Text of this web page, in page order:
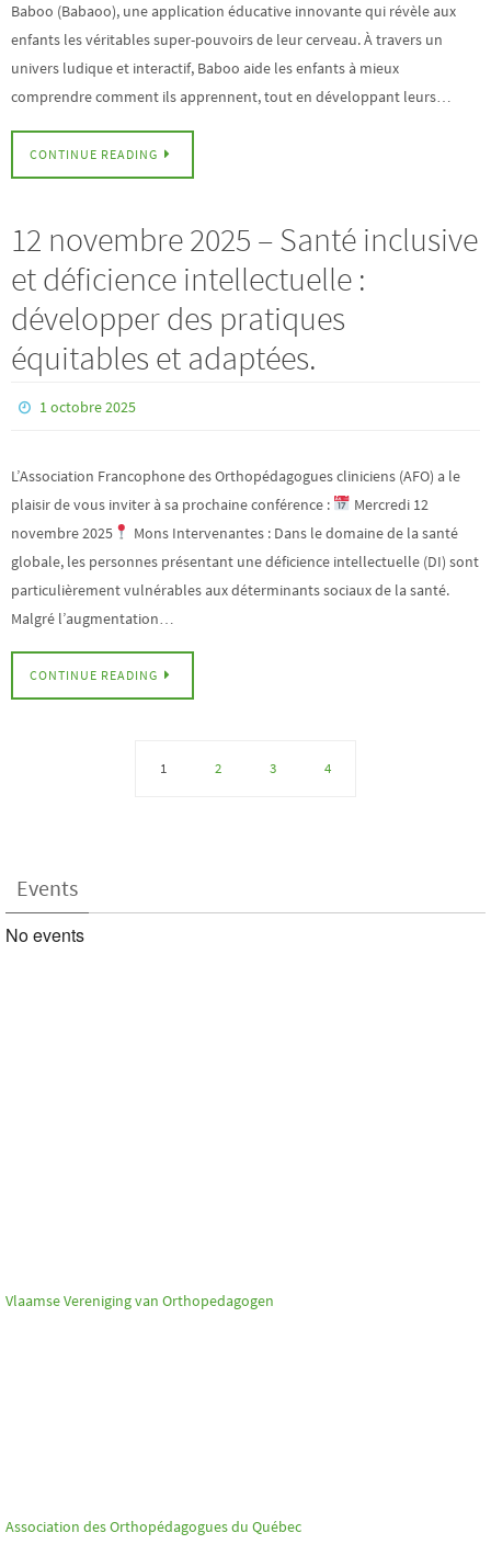
Baboo (Babaoo), une application éducative innovante qui révèle aux
enfants les véritables super-pouvoirs de leur cerveau. À travers un
univers ludique et interactif, Baboo aide les enfants à mieux
comprendre comment ils apprennent, tout en développant leurs…
CONTINUE READING
12 novembre 2025 – Santé inclusive
et déficience intellectuelle :
développer des pratiques
équitables et adaptées.
1 octobre 2025
L’Association Francophone des Orthopédagogues cliniciens (AFO) a le
plaisir de vous inviter à sa prochaine conférence :
Mercredi 12
novembre 2025
Mons Intervenantes : Dans le domaine de la santé
globale, les personnes présentant une déficience intellectuelle (DI) sont
particulièrement vulnérables aux déterminants sociaux de la santé.
Malgré l’augmentation…
CONTINUE READING
1 2 3 4
Events
No events
Vlaamse Vereniging van Orthopedagogen
Association des Orthopédagogues du Québec